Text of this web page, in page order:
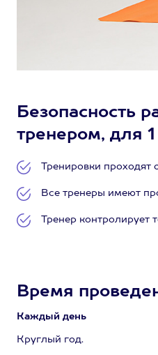
Безопасность
тренером, для
Тренировки проходят
Все тренеры имеют
Тренер контролирует
Время
Каждый день
Круглый год.